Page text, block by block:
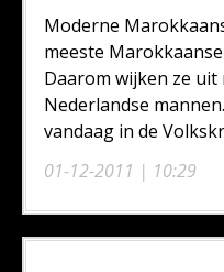
01-12-2011 | 10:29
Moderne
meeste
Daarom wijken ze uit
Nederlandse
vandaag in de